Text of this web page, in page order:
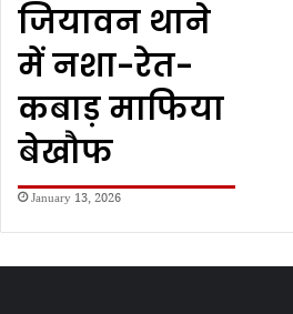
जियावन थाने
में नशा-रेत-
कबाड़ माफिया
बेखौफ
January 13, 2026